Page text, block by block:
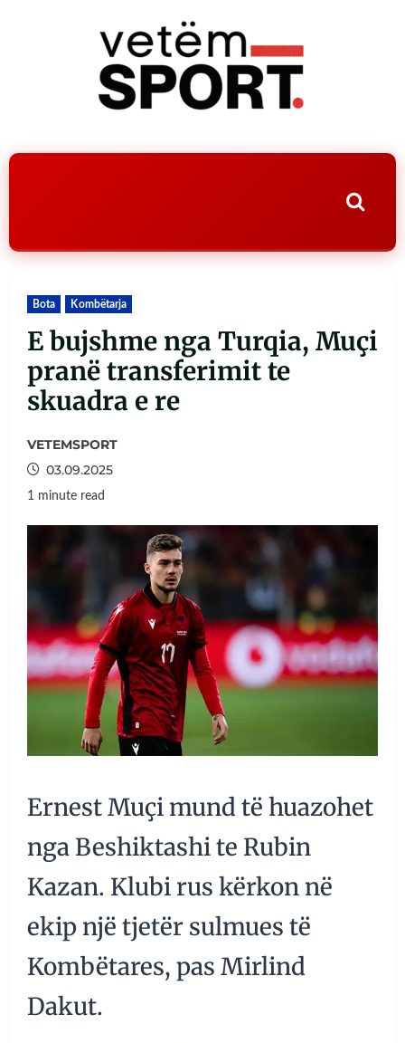
Bota Kombëtarja
E bujshme nga Turqia, Muçi
pranë transferimit te
skuadra e re
VETEMSPORT
03.09.2025
1 minute read
Ernest Muçi mund të huazohet
nga Beshiktashi te Rubin
Kazan. Klubi rus kërkon në
ekip një tjetër sulmues të
Kombëtares, pas Mirlind
Dakut.